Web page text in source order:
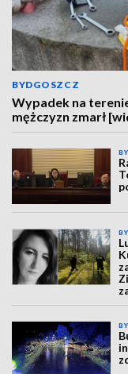
BYDGOSZCZ
Wypadek na
mężczyzn zmarł